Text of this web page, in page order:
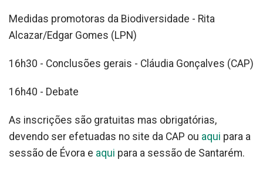
Medidas promotoras da Biodiversidade - Rita
Alcazar/Edgar Gomes (LPN)
16h30 - Conclusões gerais - Cláudia Gonçalves (CAP)
16h40 - Debate
As inscrições são gratuitas mas obrigatórias,
devendo ser efetuadas no site da CAP ou aqui para a
sessão de Évora e aqui para a sessão de Santarém.